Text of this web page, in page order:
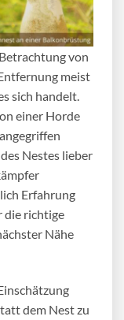
von
meist
sich handelt.
einer Horde
Nestes lieber
Erfahrung
die richtige
Nähe
dem Nest zu